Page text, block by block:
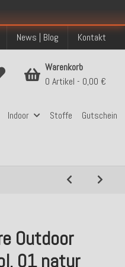
News | Blog Kontakt
Indoor Stoffe Gutschein
Warenkorb
0 Artikel
0,00 €
Outdoor
01 natur